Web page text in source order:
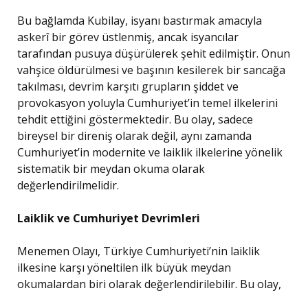
Bu bağlamda Kubilay, isyanı bastırmak amacıyla
askerî bir görev üstlenmiş, ancak isyancılar
tarafından pusuya düşürülerek şehit edilmiştir. Onun
vahşice öldürülmesi ve başının kesilerek bir sancağa
takılması, devrim karşıtı grupların şiddet ve
provokasyon yoluyla Cumhuriyet’in temel ilkelerini
tehdit ettiğini göstermektedir. Bu olay, sadece
bireysel bir direniş olarak değil, aynı zamanda
Cumhuriyet’in modernite ve laiklik ilkelerine yönelik
sistematik bir meydan okuma olarak
değerlendirilmelidir.
Laiklik ve Cumhuriyet Devrimleri
Menemen Olayı, Türkiye Cumhuriyeti’nin laiklik
ilkesine karşı yöneltilen ilk büyük meydan
okumalardan biri olarak değerlendirilebilir. Bu olay,